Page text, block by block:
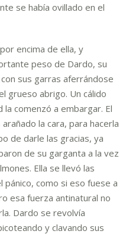
se había ovillado en el
encima de ella, y
peso de Dardo, su
sus garras aferrándose
grueso abrigo. Un cálido
comenzó a embargar. El
la cara, para hacerla
de darle las gracias, ya
de su garganta a la vez
Ella se llevó las
pánico, como si eso fuese a
esa fuerza antinatural no
Dardo se revolvía
y clavando sus